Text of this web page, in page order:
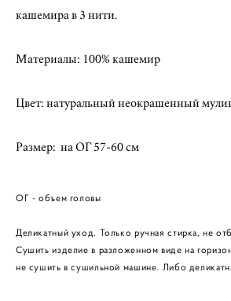
кашемира в 3 нити.
Материалы: 100% кашемир
Цвет: натуральный неокрашенный
Размер: на ОГ 57-60 см
ОГ - объем головы
Деликатный уход. Только ручная стирка, не
Сушить изделие в разложенном виде на
не сушить в сушильной машине. Либо